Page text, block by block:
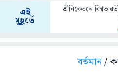
এই
মুহূর্তে
শ্রীনিকেতনে
বর্তমান/